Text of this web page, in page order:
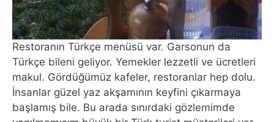
Restoranın Türkçe menüsü var. Garsonun da
Türkçe bileni geliyor. Yemekler lezzetli ve ücretleri
makul. Gördüğümüz kafeler, restoranlar hep dolu.
İnsanlar güzel yaz akşamının keyfini çıkarmaya
başlamış bile. Bu arada sınırdaki gözlemimde